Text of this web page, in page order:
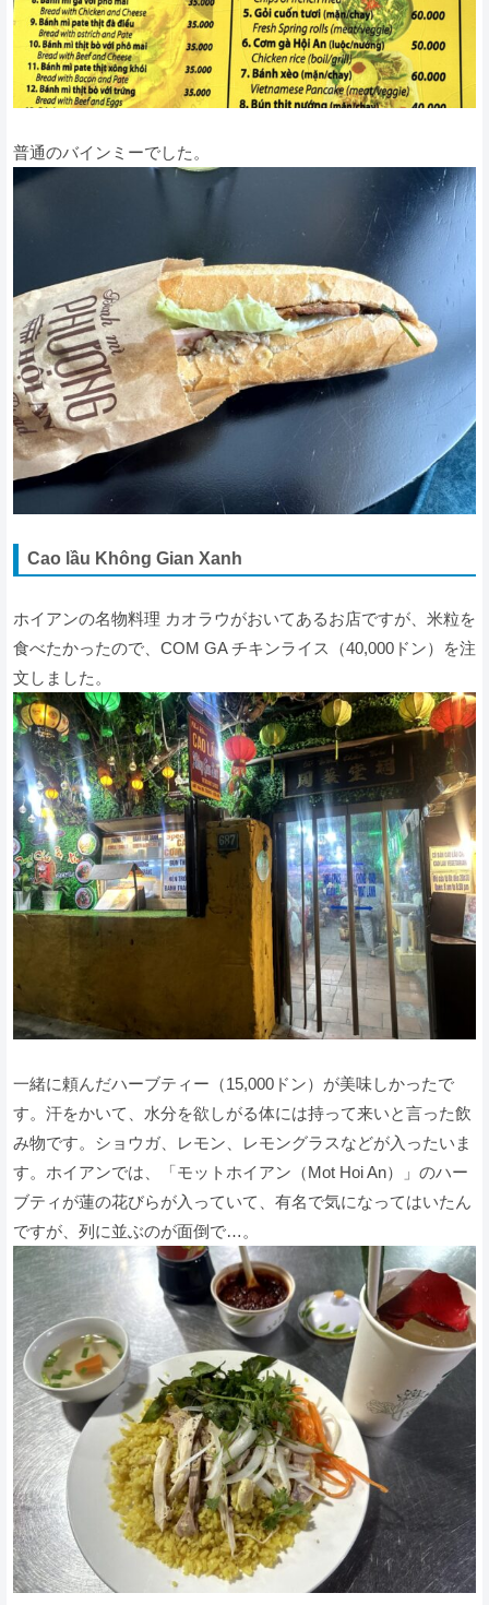
普通のバインミーでした。
Cao lầu Không Gian Xanh
ホイアンの名物料理 カオラウがおいてあるお店ですが、米粒を
食べたかったので、COM GA チキンライス（40,000ドン）を注
文しました。
一緒に頼んだハーブティー（15,000ドン）が美味しかったで
す。汗をかいて、水分を欲しがる体には持って来いと言った飲
み物です。ショウガ、レモン、レモングラスなどが入ったいま
す。ホイアンでは、「モットホイアン（Mot Hoi An）」のハー
ブティが蓮の花びらが入っていて、有名で気になってはいたん
ですが、列に並ぶのが面倒で…。